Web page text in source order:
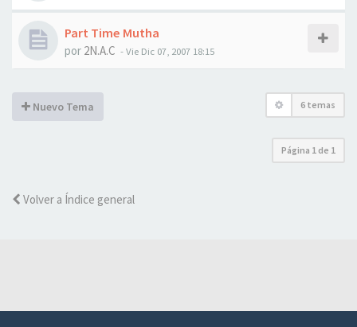
Part Time Mutha
por 2N.A.C -Vie Dic 07, 2007 18:15
Nuevo Tema 6 temas
Página 1 de 1
Volver a Índice general